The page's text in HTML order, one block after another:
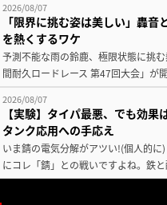
2026/08/07
「限界に挑む姿は美しい」轟
を熱くするワケ
予測不能な雨の鈴鹿、極限状態に挑
間耐久ロードレース 第47回大会」
2026/08/07
【実験】タイパ最悪、でも効
タンク応用への手応え
いま錆の電気分解がアツい!(個人的
にコレ「錆」との戦いですよね。鉄